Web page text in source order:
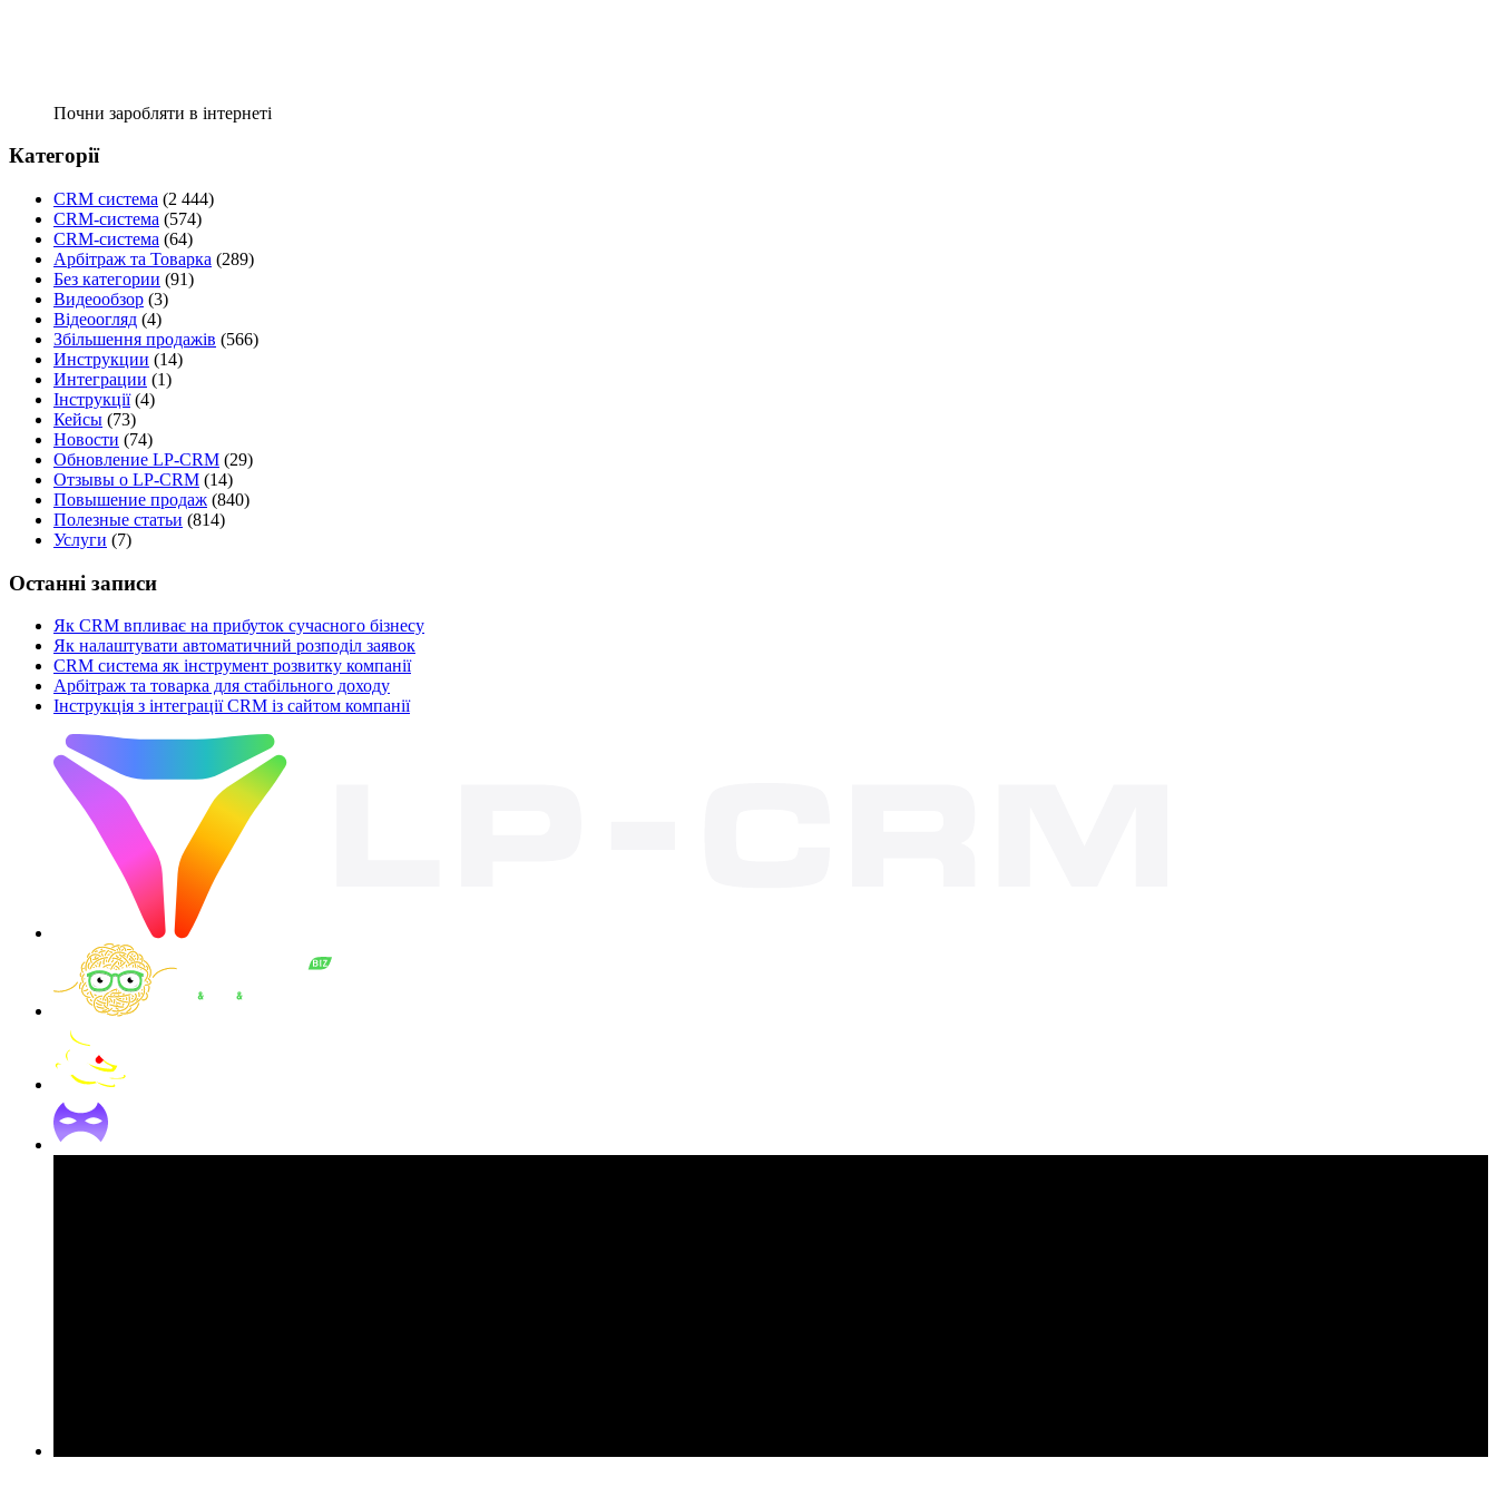
Почни заробляти в інтернеті
Категорії
CRM система (2 444)
CRM-система (574)
CRM-система (64)
Арбітраж та Товарка (289)
Без категории (91)
Видеообзор (3)
Відеоогляд (4)
Збільшення продажів (566)
Инструкции (14)
Интеграции (1)
Інструкції(4)
Кейсы (73)
Новости (74)
Обновление LP-CRM (29)
Отзывы о LP-CRM (14)
Повышение продаж (840)
Полезные статьи (814)
Услуги (7)
Останні записи
Як CRM впливає на прибуток сучасного бізнесу
Як налаштувати автоматичний розподіл заявок
CRM система як інструмент розвитку компанії
Арбітраж та товарка для стабільного доходу
Інструкція з інтеграції CRM із сайтом компанії